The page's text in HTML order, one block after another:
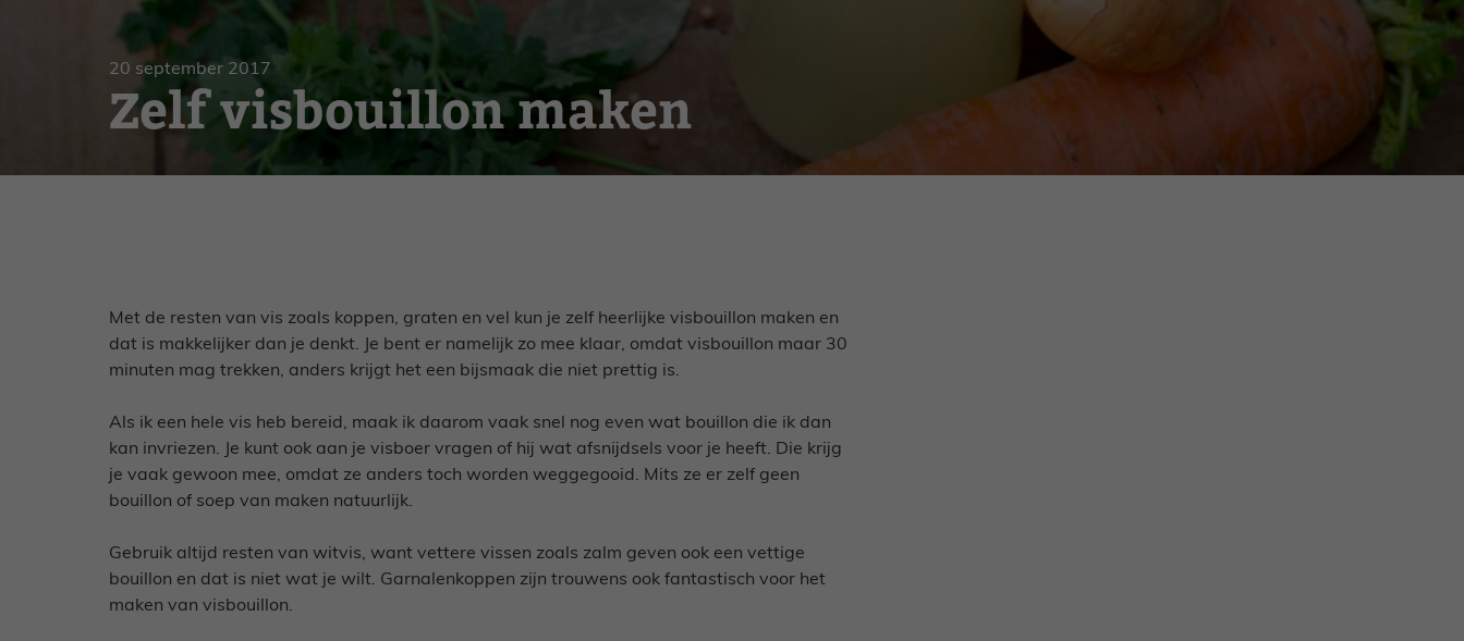
20 september 2017
Zelf visbouillon maken
Met de resten van vis zoals koppen, graten en vel kun je zelf heerlijke visbouillon maken en
dat is makkelijker dan je denkt. Je bent er namelijk zo mee klaar, omdat visbouillon maar 30
minuten mag trekken, anders krijgt het een bijsmaak die niet prettig is.
Als ik een hele vis heb bereid, maak ik daarom vaak snel nog even wat bouillon die ik dan
kan invriezen. Je kunt ook aan je visboer vragen of hij wat afsnijdsels voor je heeft. Die krijg
je vaak gewoon mee, omdat ze anders toch worden weggegooid. Mits ze er zelf geen
bouillon of soep van maken natuurlijk.
Gebruik altijd resten van witvis, want vettere vissen zoals zalm geven ook een vettige
bouillon en dat is niet wat je wilt. Garnalenkoppen zijn trouwens ook fantastisch voor het
maken van visbouillon.